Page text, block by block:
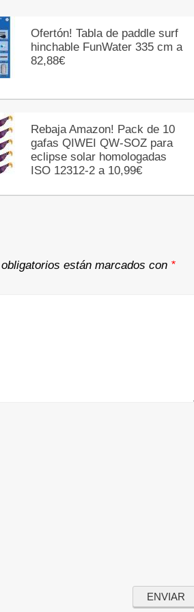
Ofertón! Tabla de paddle surf
hinchable FunWater 335 cm a
82,88€
Rebaja Amazon! Pack de 10
gafas QIWEI QW-SOZ para
eclipse solar homologadas
ISO 12312-2 a 10,99€
están marcados con *